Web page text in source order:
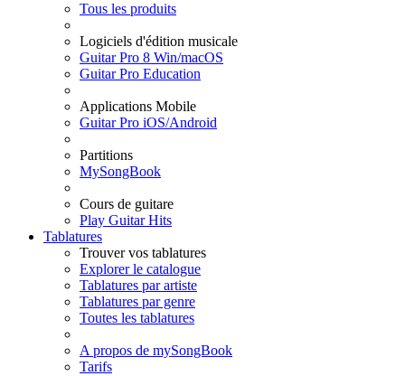
Tous les produits
Logiciels d'édition musicale
Guitar Pro 8 Win/macOS
Guitar Pro Education
Applications Mobile
Guitar Pro iOS/Android
Partitions
MySongBook
Cours de guitare
Play Guitar Hits
Tablatures
Trouver vos tablatures
Explorer le catalogue
Tablatures par artiste
Tablatures par genre
Toutes les tablatures
A propos de mySongBook
Tarifs